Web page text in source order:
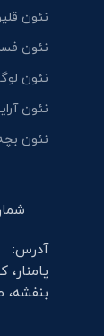
نئون
نئون
نئون
نئون
نئون
آدرس:
بنفشه،